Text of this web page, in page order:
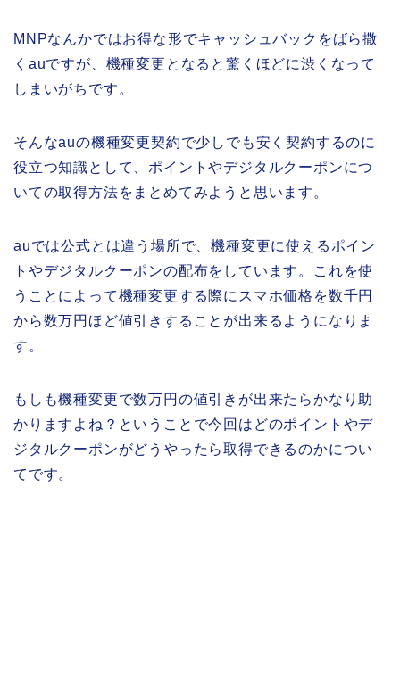
MNPなんかではお得な形でキャッシュバックをばら撒
くauですが、機種変更となると驚くほどに渋くなって
しまいがちです。
そんなauの機種変更契約で少しでも安く契約するのに
役立つ知識として、ポイントやデジタルクーポンにつ
いての取得方法をまとめてみようと思います。
auでは公式とは違う場所で、機種変更に使えるポイン
トやデジタルクーポンの配布をしています。これを使
うことによって機種変更する際にスマホ価格を数千円
から数万円ほど値引きすることが出来るようになりま
す。
もしも機種変更で数万円の値引きが出来たらかなり助
かりますよね？ということで今回はどのポイントやデ
ジタルクーポンがどうやったら取得できるのかについ
てです。